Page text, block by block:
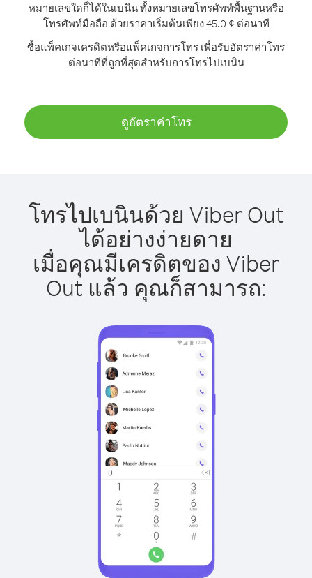
หมายเลขใดก็ได้ในเบนิน ทั้งหมายเลขโทรศัพท์พื้นฐานหรือ
โทรศัพท์มือถือ ด้วยราคาเริ่มต้นเพียง 45.0 ¢ ต่อนาที
ซื้อแพ็คเกจเครดิตหรือแพ็คเกจการโทร เพื่อรับอัตราค่าโทร
ต่อนาทีที่ถูกที่สุดสำหรับการโทรไปเบนิน
ดูอัตราค่าโทร
โทรไปเบนินด้วย Viber Out
ได้อย่างง่ายดาย
เมื่อคุณมีเครดิตของ Viber
Out แล้ว คุณก็สามารถ: